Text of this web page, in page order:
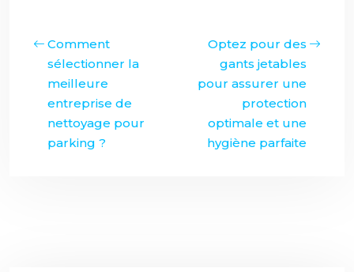
Comment
sélectionner la
meilleure
entreprise de
nettoyage pour
parking ?
Optez pour des
gants jetables
pour assurer une
protection
optimale et une
hygiène parfaite